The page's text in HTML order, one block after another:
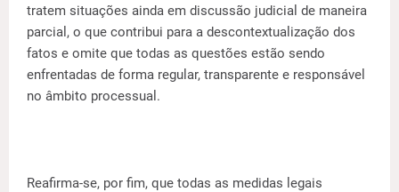
tratem situações ainda em discussão judicial de maneira
parcial, o que contribui para a descontextualização dos
fatos e omite que todas as questões estão sendo
enfrentadas de forma regular, transparente e responsável
no âmbito processual.
Reafirma-se, por fim, que todas as medidas legais